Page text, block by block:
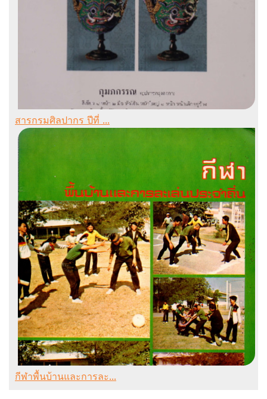
สารกรมศิลปากร ปีที่ ...
กีฬาพื้นบ้านและการละ...